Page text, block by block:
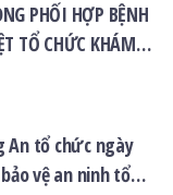
PHỐI HỢP BỆNH
TỔ CHỨC KHÁM
An tổ chức ngày
vệ an ninh tổ